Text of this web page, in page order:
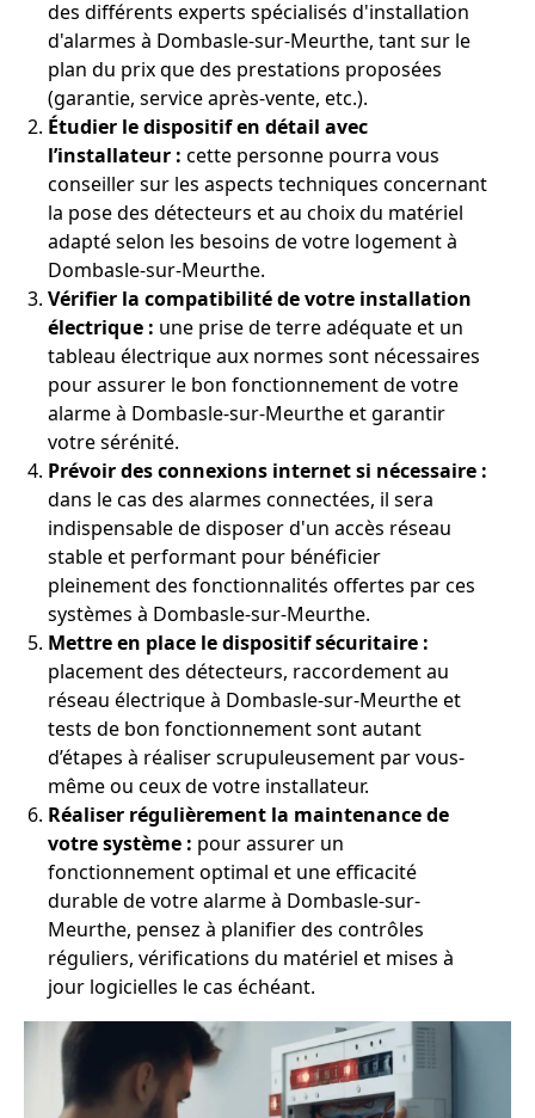
des différents experts spécialisés d'installation
d'alarmes à Dombasle-sur-Meurthe, tant sur le
plan du prix que des prestations proposées
(garantie, service après-vente, etc.).
Étudier le dispositif en détail avec
l’installateur : cette personne pourra vous
conseiller sur les aspects techniques concernant
la pose des détecteurs et au choix du matériel
adapté selon les besoins de votre logement à
Dombasle-sur-Meurthe.
Vérifier la compatibilité de votre installation
électrique : une prise de terre adéquate et un
tableau électrique aux normes sont nécessaires
pour assurer le bon fonctionnement de votre
alarme à Dombasle-sur-Meurthe et garantir
votre sérénité.
Prévoir des connexions internet si nécessaire :
dans le cas des alarmes connectées, il sera
indispensable de disposer d'un accès réseau
stable et performant pour bénéficier
pleinement des fonctionnalités offertes par ces
systèmes à Dombasle-sur-Meurthe.
Mettre en place le dispositif sécuritaire :
placement des détecteurs, raccordement au
réseau électrique à Dombasle-sur-Meurthe et
tests de bon fonctionnement sont autant
d’étapes à réaliser scrupuleusement par vous-
même ou ceux de votre installateur.
Réaliser régulièrement la maintenance de
votre système : pour assurer un
fonctionnement optimal et une efficacité
durable de votre alarme à Dombasle-sur-
Meurthe, pensez à planifier des contrôles
réguliers, vérifications du matériel et mises à
jour logicielles le cas échéant.